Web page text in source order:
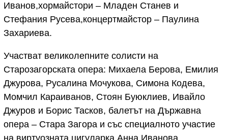
Иванов,хормайстори – Младен Станев и
Стефания Русева,концертмайстор – Паулина
Захариева.
Участват великолепните солисти на
Старозагорската опера: Михаела Берова, Емилия
Джурова, Русалина Мочукова, Симона Кодева,
Момчил Караиванов, Стоян Буюклиев, Ивайло
Джуров и Борис Тасков, балетът на Държавна
опера – Стара Загора и със специалното участие